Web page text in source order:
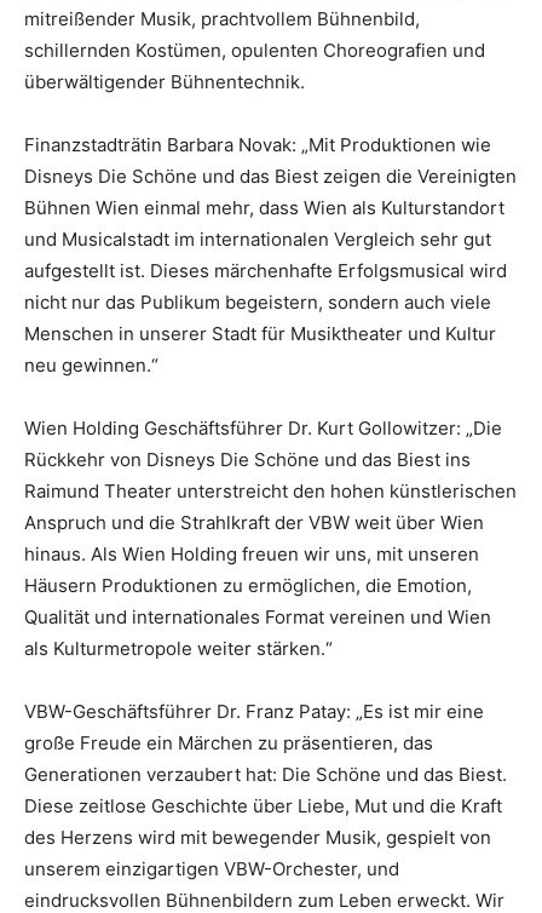
mitreißender Musik, prachtvollem Bühnenbild,
schillernden Kostümen, opulenten Choreografien und
überwältigender Bühnentechnik.
Finanzstadträtin Barbara Novak: „Mit Produktionen wie
Disneys Die Schöne und das Biest zeigen die Vereinigten
Bühnen Wien einmal mehr, dass Wien als Kulturstandort
und Musicalstadt im internationalen Vergleich sehr gut
aufgestellt ist. Dieses märchenhafte Erfolgsmusical wird
nicht nur das Publikum begeistern, sondern auch viele
Menschen in unserer Stadt für Musiktheater und Kultur
neu gewinnen.“
Wien Holding Geschäftsführer Dr. Kurt Gollowitzer: „Die
Rückkehr von Disneys Die Schöne und das Biest ins
Raimund Theater unterstreicht den hohen künstlerischen
Anspruch und die Strahlkraft der VBW weit über Wien
hinaus. Als Wien Holding freuen wir uns, mit unseren
Häusern Produktionen zu ermöglichen, die Emotion,
Qualität und internationales Format vereinen und Wien
als Kulturmetropole weiter stärken.“
VBW-Geschäftsführer Dr. Franz Patay: „Es ist mir eine
große Freude ein Märchen zu präsentieren, das
Generationen verzaubert hat: Die Schöne und das Biest.
Diese zeitlose Geschichte über Liebe, Mut und die Kraft
des Herzens wird mit bewegender Musik, gespielt von
unserem einzigartigen VBW-Orchester, und
eindrucksvollen Bühnenbildern zum Leben erweckt. Wir